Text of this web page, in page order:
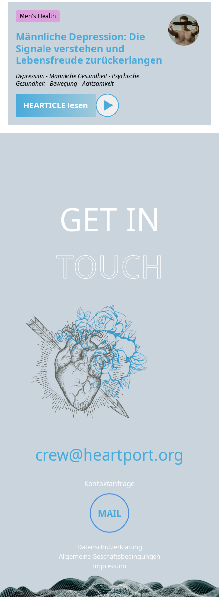
Men's Health
Männliche Depression: Die
Signale verstehen und
Lebensfreude zurückerlangen
Depression - Männliche Gesundheit - Psychische
Gesundheit - Bewegung - Achtsamkeit
HEARTICLE lesen
GET IN
TOUCH
crew@heartport.org
Kontaktanfrage
MAIL
Datenschutzerklärung
Allgemeine Geschäftsbedingungen
Impressum